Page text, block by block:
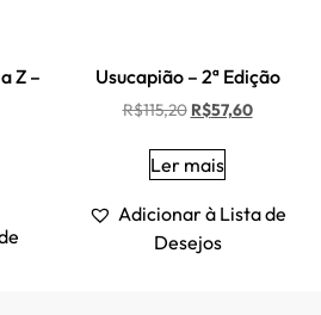
Z –
Usucapião – 2ª Edição
R$115,20 R$57,60
Ler mais
Adicionar à Lista de
Desejos